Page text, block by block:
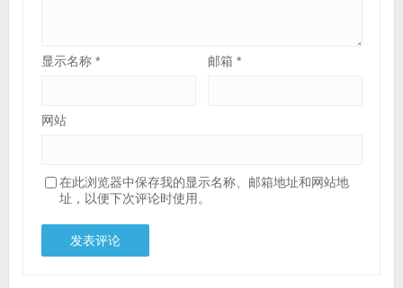
显示名称 * 邮箱*
网站
在此浏览器中保存我的显示名称、邮箱地址和网站地
址，以便下次评论时使用。